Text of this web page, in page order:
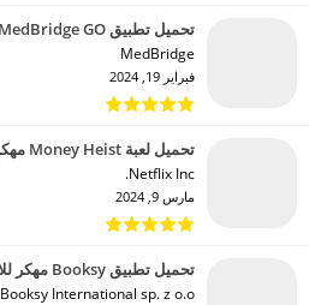
تحميل تطبيق MedBridge GO مهكر للاندرويد 2024
MedBridge‏
فبراير 19, 2024
تحميل لعبة Money Heist مهكرة للاندرويد 2024
Netflix Inc.‏
مارس 9, 2024
تحميل تطبيق Booksy مهكر للاندرويد 2024
Booksy International sp. z o.o.‏